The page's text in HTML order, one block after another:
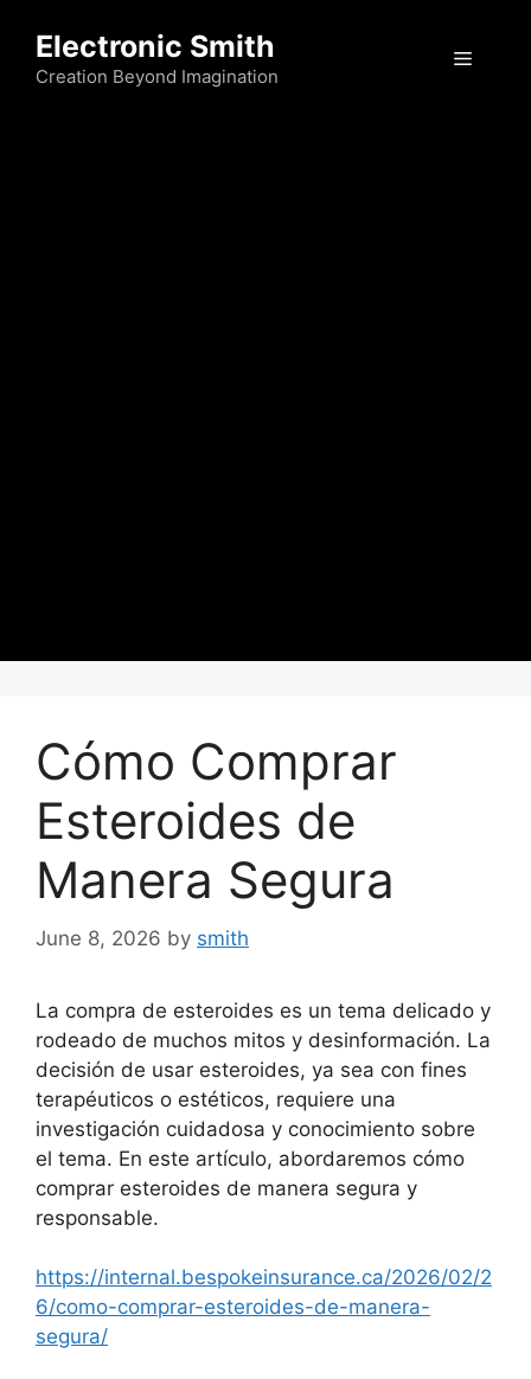
content
Electronic Smith
Creation Beyond Imagination
Menu
Cómo Comprar
Esteroides de
Manera Segura
June 8, 2026 by smith
La compra de esteroides es un tema delicado y
rodeado de muchos mitos y desinformación. La
decisión de usar esteroides, ya sea con fines
terapéuticos o estéticos, requiere una
investigación cuidadosa y conocimiento sobre
el tema. En este artículo, abordaremos cómo
comprar esteroides de manera segura y
responsable.
https://internal.bespokeinsurance.ca/2026/02/2
6/como-comprar-esteroides-de-manera-
segura/